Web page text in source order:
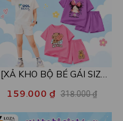
[XẢ KHO BỘ BÉ GÁI SIZE
130] Bộ đồ cho bé gái nhiều
mẫu - Quần áo bé gái từ 22-
26kg - Loza Kids XB005
159.000 ₫ 318.000 ₫